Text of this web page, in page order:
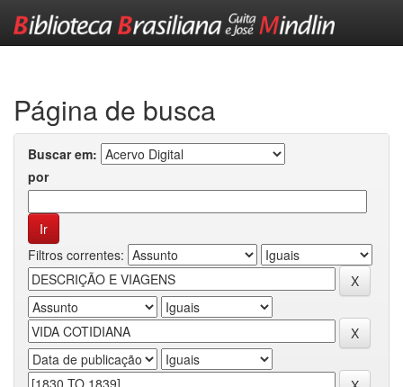
Página de busca
Buscar em:
por
Filtros correntes: